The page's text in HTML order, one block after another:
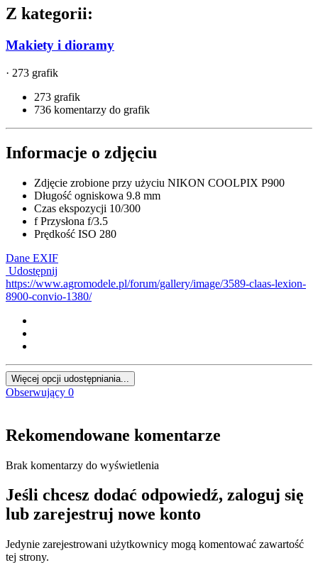
Z kategorii:
Makiety i dioramy
· 273 grafik
273 grafik
736 komentarzy do grafik
Informacje o zdjęciu
Zdjęcie zrobione przy użyciu NIKON COOLPIX P900
Długość ogniskowa 9.8 mm
Czas ekspozycji 10/300
f Przysłona f/3.5
Prędkość ISO 280
Dane EXIF
Udostępnij
https://www.agromodele.pl/forum/gallery/image/3589-claas-lexion-
8900-convio-1380/
Więcej opcji udostępniania...
Obserwujący 0
Rekomendowane komentarze
Brak komentarzy do wyświetlenia
Jeśli chcesz dodać odpowiedź, zaloguj się
lub zarejestruj nowe konto
Jedynie zarejestrowani użytkownicy mogą komentować zawartość
tej strony.